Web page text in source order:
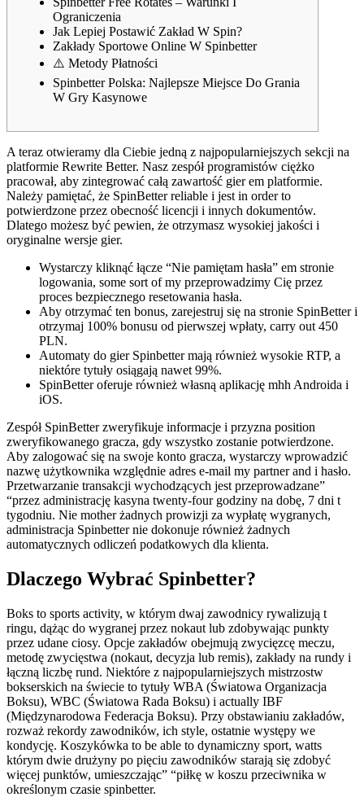
Ograniczenia
Jak Lepiej Postawić Zakład W Spin?
Zakłady Sportowe Online W Spinbetter
⚠️ Metody Płatności
Spinbetter Polska: Najlepsze Miejsce Do Grania
W Gry Kasynowe
A teraz otwieramy dla Ciebie jedną z najpopularniejszych sekcji na
platformie Rewrite Better. Nasz zespół programistów ciężko
pracował, aby zintegrować całą zawartość gier em platformie.
Należy pamiętać, że SpinBetter reliable i jest in order to
potwierdzone przez obecność licencji i innych dokumentów.
Dlatego możesz być pewien, że otrzymasz wysokiej jakości i
oryginalne wersje gier.
Wystarczy kliknąć łącze “Nie pamiętam hasła” em stronie
logowania, some sort of my przeprowadzimy Cię przez
proces bezpiecznego resetowania hasła.
Aby otrzymać ten bonus, zarejestruj się na stronie SpinBetter i
otrzymaj 100% bonusu od pierwszej wpłaty, carry out 450
PLN.
Automaty do gier Spinbetter mają również wysokie RTP, a
niektóre tytuły osiągają nawet 99%.
SpinBetter oferuje również własną aplikację mhh Androida i
iOS.
Zespół SpinBetter zweryfikuje informacje i przyzna position
zweryfikowanego gracza, gdy wszystko zostanie potwierdzone.
Aby zalogować się na swoje konto gracza, wystarczy wprowadzić
nazwę użytkownika względnie adres e-mail my partner and i hasło.
Przetwarzanie transakcji wychodzących jest przeprowadzane”
“przez administrację kasyna twenty-four godziny na dobę, 7 dni t
tygodniu. Nie mother żadnych prowizji za wypłatę wygranych,
administracja Spinbetter nie dokonuje również żadnych
automatycznych odliczeń podatkowych dla klienta.
Dlaczego Wybrać Spinbetter?
Boks to sports activity, w którym dwaj zawodnicy rywalizują t
ringu, dążąc do wygranej przez nokaut lub zdobywając punkty
przez udane ciosy. Opcje zakładów obejmują zwycięzcę meczu,
metodę zwycięstwa (nokaut, decyzja lub remis), zakłady na rundy i
łączną liczbę rund. Niektóre z najpopularniejszych mistrzostw
bokserskich na świecie to tytuły WBA (Światowa Organizacja
Boksu), WBC (Światowa Rada Boksu) i actually IBF
(Międzynarodowa Federacja Boksu). Przy obstawianiu zakładów,
rozważ rekordy zawodników, ich style, ostatnie występy we
kondycję. Koszykówka to be able to dynamiczny sport, watts
którym dwie drużyny po pięciu zawodników starają się zdobyć
więcej punktów, umieszczając” “piłkę w koszu przeciwnika w
określonym czasie spinbetter.